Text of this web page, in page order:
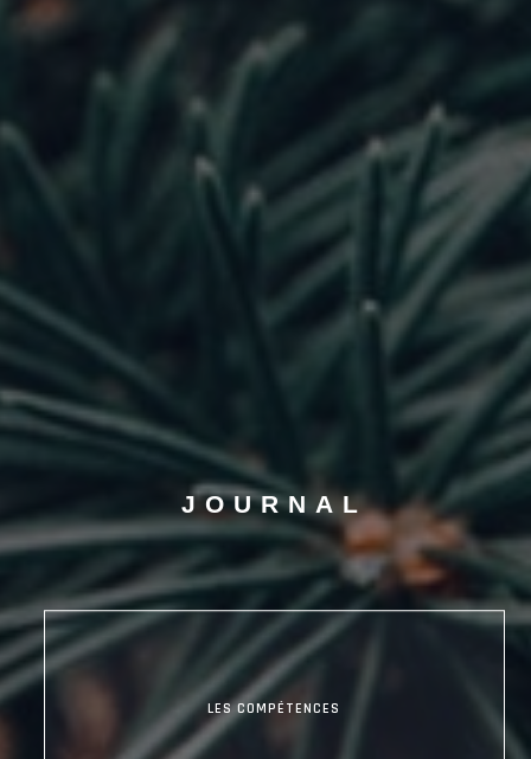
JOURNAL
LES COMPÉTENCES